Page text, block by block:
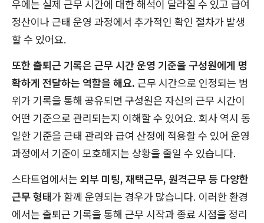
우에는 실제 근무 시간에 대한 해석이 달라질 수 있고 급여
정산이나 근태 운영 과정에서 추가적인 확인 절차가 발생
할 수 있어요.
또한 출퇴근 기록은 근무 시간 운영 기준을 구성원에게 명
확하게 전달하는 역할을 해요. 근무 시간으로 인정되는 범
위가 기록을 통해 공유되면 구성원은 자신의 근무 시간이
어떤 기준으로 관리되는지 이해할 수 있어요. 회사 역시 동
일한 기준을 근태 관리와 급여 산정에 적용할 수 있어 운영
과정에서 기준이 모호해지는 상황을 줄일 수 있습니다.
스타트업에서는 외부 미팅, 재택근무, 원격근무 등 다양한
근무 형태가 함께 운영되는 경우가 많습니다. 이러한 환경
에서는 출퇴근 기록을 통해 근무 시작과 종료 시점을 정리